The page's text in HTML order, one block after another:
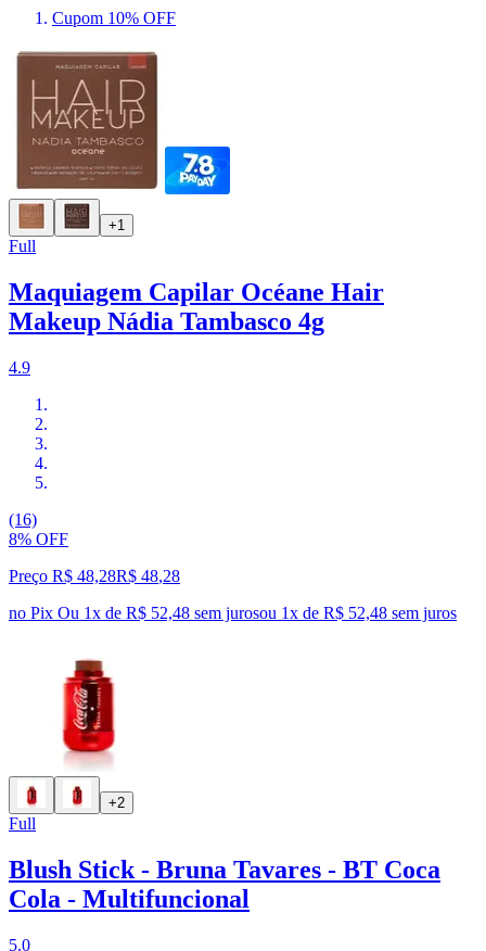
Cupom 10% OFF
+1
Full
Maquiagem Capilar Océane Hair
Makeup Nádia Tambasco 4g
4.9
(16)
8% OFF
Preço R$ 48,28R$ 48,28
no Pix Ou 1x de R$ 52,48 sem jurosou 1x de R$ 52,48 sem juros
+2
Full
Blush Stick - Bruna Tavares - BT Coca
Cola - Multifuncional
5.0